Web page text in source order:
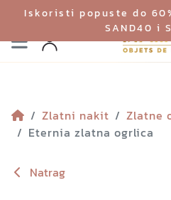
Iskoristi popuste do
SAND40 i
Izbornik
Profil
Zlatni nakit
Zlatne
Eternia zlatna ogrlica
Natrag